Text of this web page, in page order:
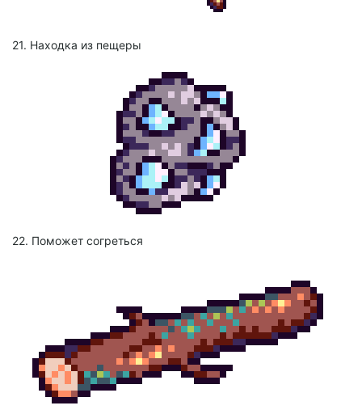
21. Находка из пещеры
22. Поможет согреться